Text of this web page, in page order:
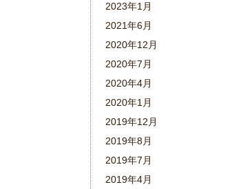
2023年1月
2021年6月
2020年12月
2020年7月
2020年4月
2020年1月
2019年12月
2019年8月
2019年7月
2019年4月